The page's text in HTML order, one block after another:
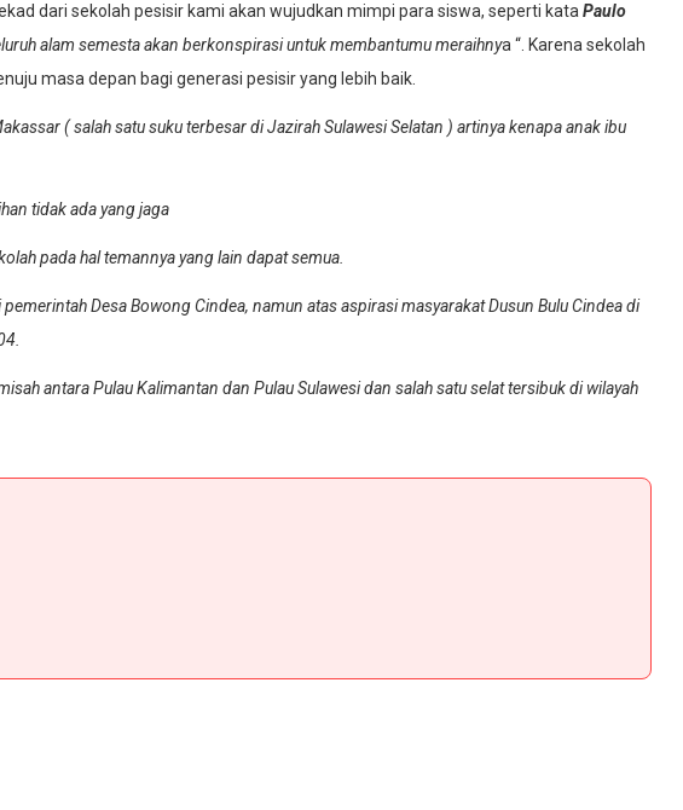
dari sekolah pesisir kami akan wujudkan mimpi para siswa, seperti kataPaulo
alam semesta akan berkonspirasi untuk membantumu meraihnya “. Karena sekolah
masa depan bagi generasi pesisir yang lebih baik.
( salah satu suku terbesar di Jazirah Sulawesi Selatan ) artinya kenapa anak ibu
tidak ada yang jaga
pada hal temannya yang lain dapat semua.
Desa Bowong Cindea, namun atas aspirasi masyarakat Dusun Bulu Cindea di
antara Pulau Kalimantan dan Pulau Sulawesi dan salah satu selat tersibuk di wilayah